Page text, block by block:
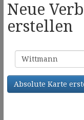
Neue
erstellen
Familienname
Absolute Karte